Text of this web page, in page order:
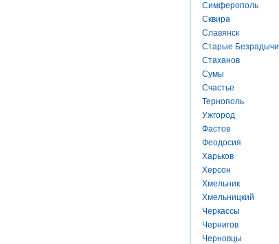
Симферополь
Сквира
Славянск
Старые Безрадычи
Стаханов
Сумы
Счастье
Тернополь
Ужгород
Фастов
Феодосия
Харьков
Херсон
Хмельник
Хмельницкий
Черкассы
Чернигов
Черновцы